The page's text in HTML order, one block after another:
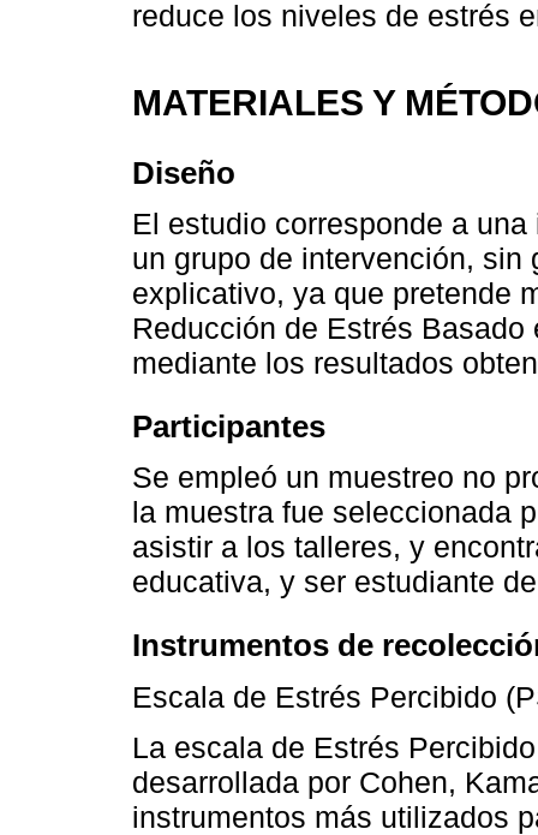
reduce los niveles de estrés
MATERIALES Y
Diseño
El estudio corresponde a
un grupo de intervención,
explicativo, ya que pretende
Reducción de Estrés
mediante los resultados
Participantes
Se empleó un muestreo no
la muestra fue seleccionada
asistir a los talleres, y
educativa, y ser estudiante
Instrumentos de
Escala de Estrés Percibido
La escala de Estrés
desarrollada por Cohen,
instrumentos más utilizados